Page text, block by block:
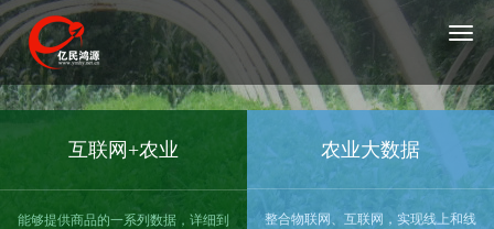
互联网+农业
能够提供商品的一系列数据，详细到
农业大数据
整合物联网、互联网，实现线上和线